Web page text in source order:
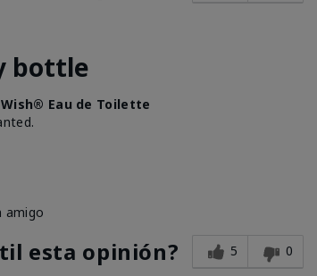
bottle
Eau de Toilette
amigo
esta opinión? 5 0